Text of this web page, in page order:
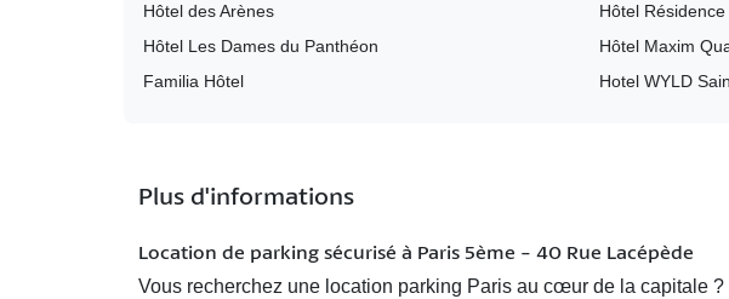
Hôtel des Arènes
Hôtel
Hôtel Les Dames du Panthéon
Hôtel Maxim
Familia Hôtel
Hotel WYLD
Plus d'informations
Location de parking sécurisé à Paris 5ème - 40 Rue Lacépède
Vous recherchez une location parking Paris au cœur de la capitale ?